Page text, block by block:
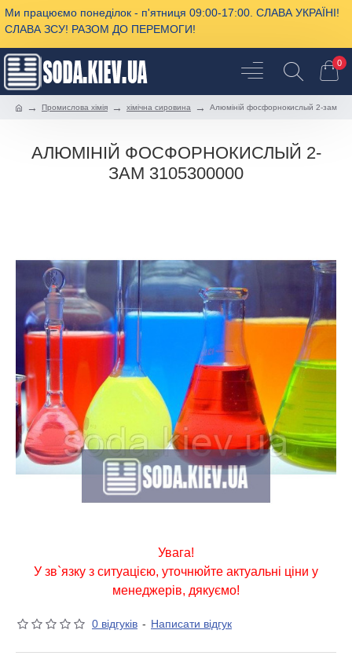
Ми працюємо понеділок - п'ятниця 09:00-17:00. СЛАВА УКРАЇНІ!
СЛАВА ЗСУ! РАЗОМ ДО ПЕРЕМОГИ!
0
Промислова хімія хімічна сировина Алюміній фосфорнокислый 2-зам
АЛЮМІНІЙ ФОСФОРНОКИСЛЫЙ 2-
ЗАМ 3105300000
Увага!
У зв`язку з ситуацією, уточнюйте актуальні ціни у
менеджерів, дякуємо!
0 відгуків - Написати відгук